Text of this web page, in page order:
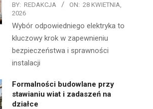
BY: REDAKCJA ON: 28 KWIETNIA,
2026
Wybór odpowiedniego elektryka to
kluczowy krok w zapewnieniu
bezpieczeństwa i sprawności
instalacji
Formalności budowlane przy
stawianiu wiat i zadaszeń na
działce